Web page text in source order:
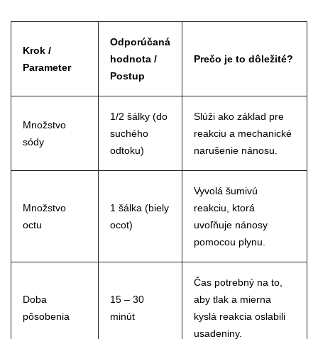
Krok /
Parameter
Odporúčaná
hodnota /
Postup
Prečo je to dôležité?
Množstvo
sódy
1/2 šálky (do
suchého
odtoku)
Slúži ako základ pre
reakciu a mechanické
narušenie nánosu.
Množstvo
octu
1 šálka (biely
ocot)
Vyvolá šumivú
reakciu, ktorá
uvoľňuje nánosy
pomocou plynu.
Doba
pôsobenia
15 – 30
minút
Čas potrebný na to,
aby tlak a mierna
kyslá reakcia oslabili
usadeniny.